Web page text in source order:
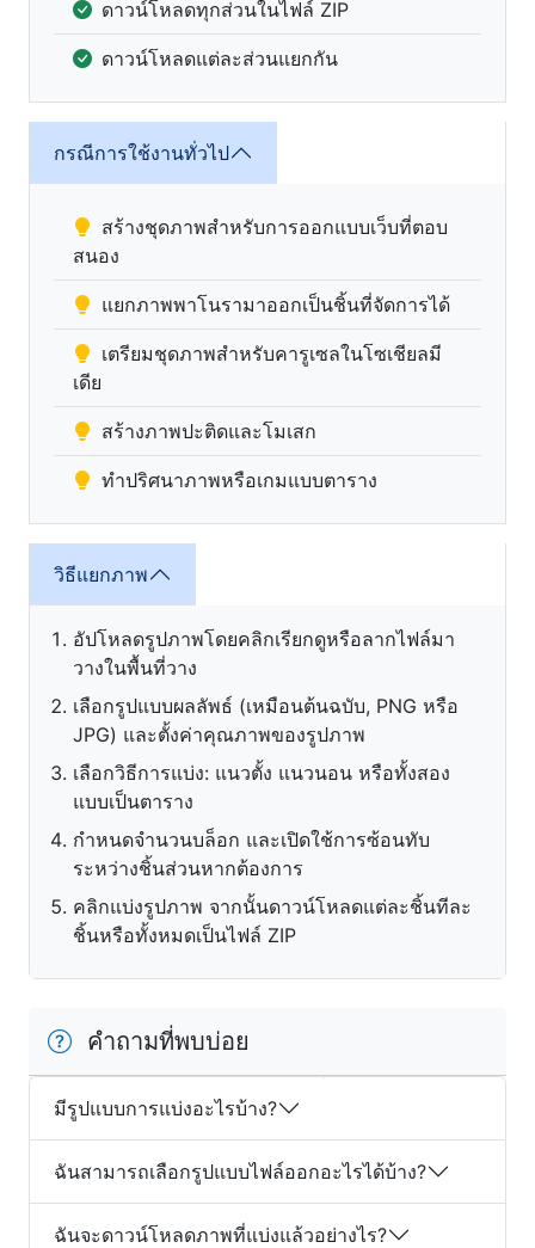
ดาวน์โหลดทุกส่วนในไฟล์ ZIP
ดาวน์โหลดแต่ละส่วนแยกกัน
กรณีการใช้งานทั่วไป
สร้างชุดภาพสำหรับการออกแบบเว็บที่ตอบ
สนอง
แยกภาพพาโนรามาออกเป็นชิ้นที่จัดการได้
เตรียมชุดภาพสำหรับคารูเซลในโซเชียลมี
เดีย
สร้างภาพปะติดและโมเสก
ทำปริศนาภาพหรือเกมแบบตาราง
วิธีแยกภาพ
อัปโหลดรูปภาพโดยคลิกเรียกดูหรือลากไฟล์มา
วางในพื้นที่วาง
เลือกรูปแบบผลลัพธ์ (เหมือนต้นฉบับ, PNG หรือ
JPG) และตั้งค่าคุณภาพของรูปภาพ
เลือกวิธีการแบ่ง: แนวตั้ง แนวนอน หรือทั้งสอง
แบบเป็นตาราง
กำหนดจำนวนบล็อก และเปิดใช้การซ้อนทับ
ระหว่างชิ้นส่วนหากต้องการ
คลิกแบ่งรูปภาพ จากนั้นดาวน์โหลดแต่ละชิ้นทีละ
ชิ้นหรือทั้งหมดเป็นไฟล์ ZIP
คำถามที่พบบ่อย
มีรูปแบบการแบ่งอะไรบ้าง?
ฉันสามารถเลือกรูปแบบไฟล์ออกอะไรได้บ้าง?
ฉันจะดาวน์โหลดภาพที่แบ่งแล้วอย่างไร?